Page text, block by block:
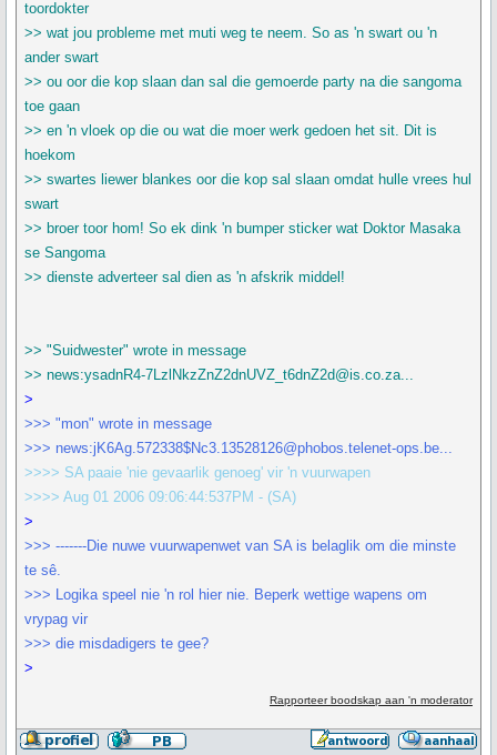
toordokter
>> wat jou probleme met muti weg te neem. So as 'n swart ou 'n
ander swart
>> ou oor die kop slaan dan sal die gemoerde party na die sangoma
toe gaan
>> en 'n vloek op die ou wat die moer werk gedoen het sit. Dit is
hoekom
>> swartes liewer blankes oor die kop sal slaan omdat hulle vrees hul
swart
>> broer toor hom! So ek dink 'n bumper sticker wat Doktor Masaka
se Sangoma
>> dienste adverteer sal dien as 'n afskrik middel!
>> "Suidwester" wrote in message
>> news:ysadnR4-7LzlNkzZnZ2dnUVZ_t6dnZ2d@is.co.za...
>
>>> "mon" wrote in message
>>> news:jK6Ag.572338$Nc3.13528126@phobos.telenet-ops.be...
>>>> SA paaie 'nie gevaarlik genoeg' vir 'n vuurwapen
>>>> Aug 01 2006 09:06:44:537PM - (SA)
>
>>> -------Die nuwe vuurwapenwet van SA is belaglik om die minste
te sê.
>>> Logika speel nie 'n rol hier nie. Beperk wettige wapens om
vrypag vir
>>> die misdadigers te gee?
>
Rapporteer boodskap aan 'n moderator